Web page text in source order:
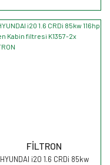
FİLTRON
HYUNDAI i20 1.6 CRDi 85kw